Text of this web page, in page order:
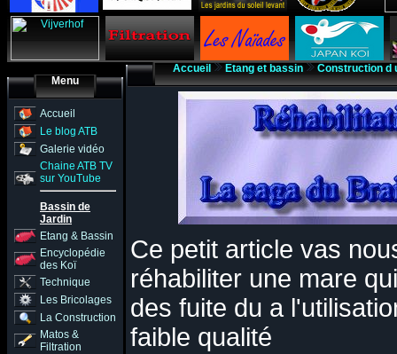
Menu
Accueil
Le blog ATB
Galerie vidéo
Chaine ATB TV
sur YouTube
Bassin de
Jardin
Etang & Bassin
Encyclopédie
des Koï
Technique
Les Bricolages
La Construction
Matos &
Filtration
Accueil Etang et bassin Construction d
Ce petit article vas
réhabiliter une mare
des fuite du a
faible qualité